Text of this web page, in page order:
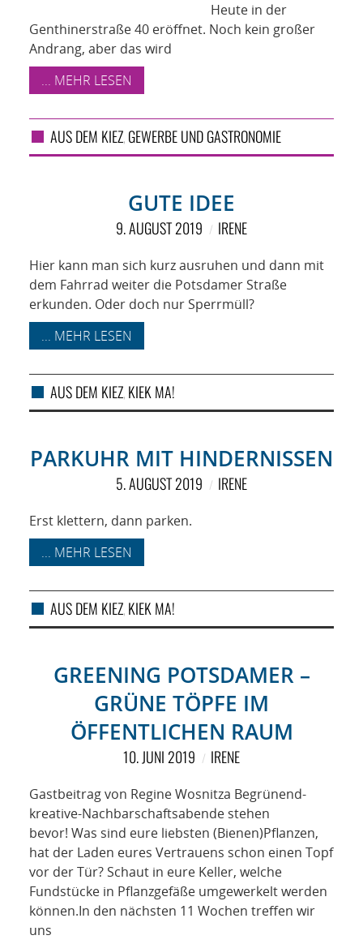
Heute in der
Genthinerstraße 40 eröffnet. Noch kein großer
Andrang, aber das wird
... MEHR LESEN
AUS DEM KIEZ, GEWERBE UND GASTRONOMIE
GUTE IDEE
9. AUGUST 2019 IRENE
Hier kann man sich kurz ausruhen und dann mit
dem Fahrrad weiter die Potsdamer Straße
erkunden. Oder doch nur Sperrmüll?
... MEHR LESEN
AUS DEM KIEZ, KIEK MA!
PARKUHR MIT HINDERNISSEN
5. AUGUST 2019 IRENE
Erst klettern, dann parken.
... MEHR LESEN
AUS DEM KIEZ, KIEK MA!
GREENING POTSDAMER –
GRÜNE TÖPFE IM
ÖFFENTLICHEN RAUM
10. JUNI 2019 IRENE
Gastbeitrag von Regine Wosnitza Begrünend-
kreative-Nachbarschaftsabende stehen
bevor! Was sind eure liebsten (Bienen)Pflanzen,
hat der Laden eures Vertrauens schon einen Topf
vor der Tür? Schaut in eure Keller, welche
Fundstücke in Pflanzgefäße umgewerkelt werden
können.In den nächsten 11 Wochen treffen wir
uns